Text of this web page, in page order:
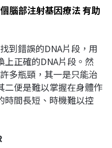
腦部注射基因療法 有助
到錯誤的DNA片段，用
上正確的DNA片段。然
多瓶頸，其一是只能治
二便是難以掌握在身體作
時間長短、時機難以控